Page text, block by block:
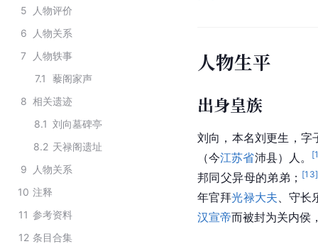
5
人物评价
6
人物关系
7
人物轶事
7.1
藜阁家声
8 相关遗迹
8.1 刘向墓碑亭
8.2 天禄阁遗址
9
人物关系
10 注释
11 参考资料
12 条目合集
人物生平
出身皇族
刘向 ，本名刘更生，字
（今江苏省沛县）人。 [
邦同父异母的弟弟； [13]
年官拜光禄大夫 、守
汉宣帝而被封为关内侯